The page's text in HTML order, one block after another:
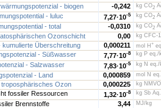
- biogen -0,242 kg CO2
- luluc 7,27·10-5 kg CO2
- total -0,0310 kg CO2
Ozonschicht 0,00 kg CFC-
kumulierte Überschreitung 0,000211 mol H +
- Süßwasser 7,77·10-8 kg P eq./
- Salzwasser 7,83·10-5 kg N eq./
- Land 0,000859 mol N
troposphärisches Ozon 0,000225 kg
fossiler Ressourcen 1,32·10-8 kg Sb
Brennstoffe 3,44 MJ/kg